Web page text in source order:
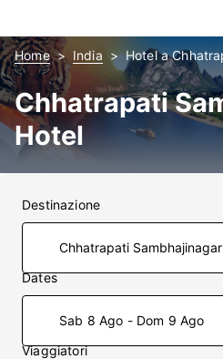
Home India Hotel a
Chhatrapati
Hotel
Destinazione
Dates
Sab 8 Ago - Dom 9 Ago
Viaggiatori